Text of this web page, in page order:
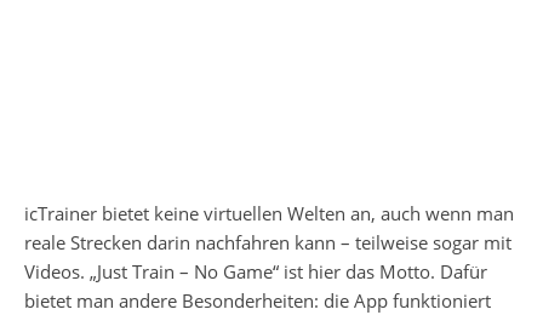
icTrainer bietet keine virtuellen Welten an, auch wenn man
reale Strecken darin nachfahren kann – teilweise sogar mit
Videos. „Just Train – No Game“ ist hier das Motto. Dafür
bietet man andere Besonderheiten: die App funktioniert